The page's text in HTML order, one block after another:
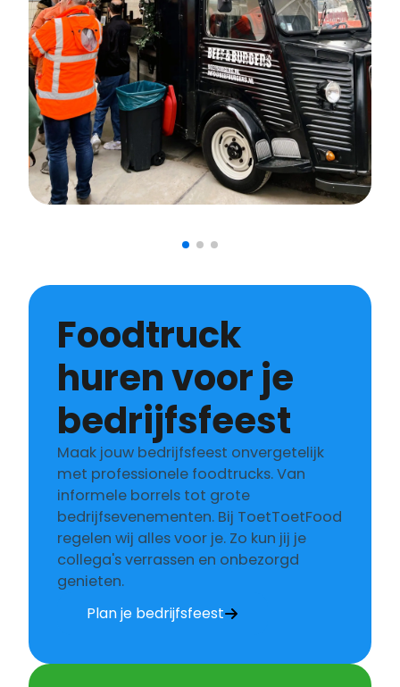
Foodtruck
huren voor je
bedrijfsfeest
Maak jouw bedrijfsfeest onvergetelijk
met professionele foodtrucks. Van
informele borrels tot grote
bedrijfsevenementen. Bij ToetToetFood
regelen wij alles voor je. Zo kun jij je
collega's verrassen en onbezorgd
genieten.
Plan je bedrijfsfeest